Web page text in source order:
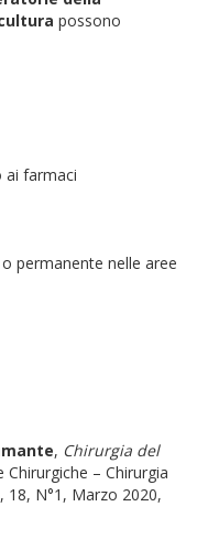
possono
ai farmaci
permanente nelle aree
, Chirurgia del
Chirurgiche – Chirurgia
18, N°1, Marzo 2020,